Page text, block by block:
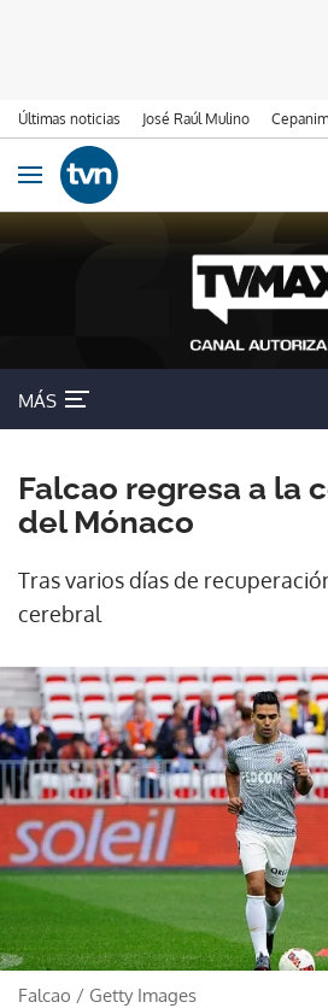
Últimas noticias José Raúl Mulino Cepanim
Ir al contenido
Obrir navegació
MÁS
Falcao regresa a la
del Mónaco
Tras varios días de
cerebral
Falcao / Getty Images